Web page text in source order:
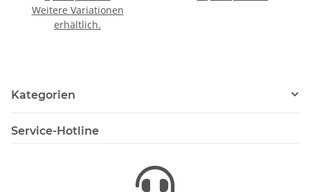
Weitere Variationen
erhältlich.
Kategorien
Service-Hotline